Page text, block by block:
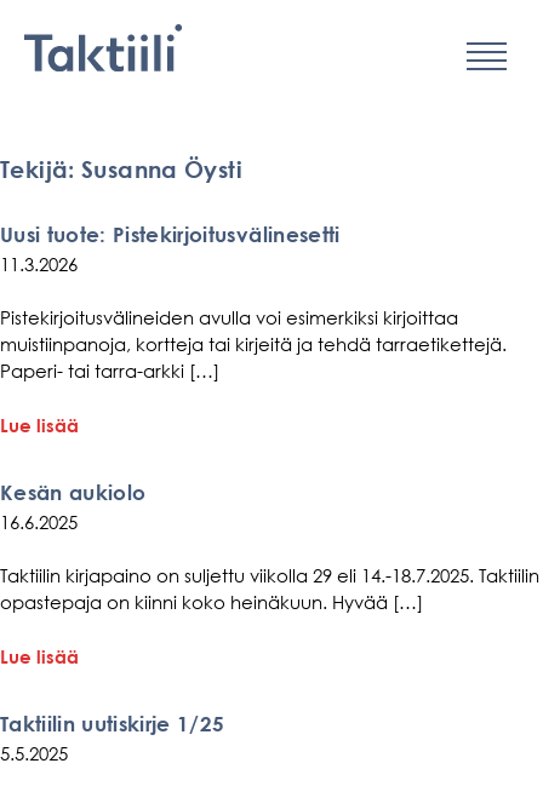
Valikko
Tekijä:Susanna Öysti
Uusi tuote: Pistekirjoitusvälinesetti
11.3.2026
Pistekirjoitusvälineiden avulla voi esimerkiksi kirjoittaa
muistiinpanoja, kortteja tai kirjeitä ja tehdä tarraetikettejä.
Paperi- tai tarra-arkki […]
Lue lisää
Pistekirjoitusvälinesetti
Kesän aukiolo
16.6.2025
Taktiilin kirjapaino on suljettu viikolla 29 eli 14.-18.7.2025. Taktiilin
opastepaja on kiinni koko heinäkuun. Hyvää […]
Lue lisää
Taktiilin uutiskirje 1/25
5.5.2025